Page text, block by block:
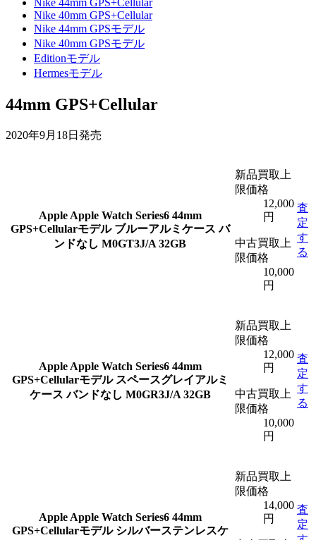
Nike 40mm GPS+Cellular
Nike 44mm GPSモデル
Nike 40mm GPSモデル
Editionモデル
Hermesモデル
44mm GPS+Cellular
2020年9月18日発売
Apple Apple Watch Series6 44mm
GPS+Cellularモデル ブルーアルミケース バ
ンドなし M0GT3J/A 32GB
新品買取上
限価格
12,000
円
中古買取上
限価格
10,000
円
査
定
す
る
Apple Apple Watch Series6 44mm
GPS+Cellularモデル スペースグレイアルミ
ケース バンドなし M0GR3J/A 32GB
新品買取上
限価格
12,000
円
中古買取上
限価格
10,000
円
査
定
す
る
Apple Apple Watch Series6 44mm
GPS+Cellularモデル シルバーステンレスケ
新品買取上
限価格
14,000
円
査
定